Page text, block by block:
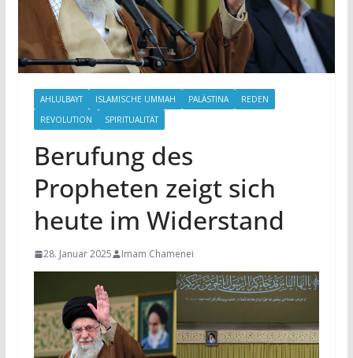
AHLULBAYT ISLAMISCHE UMMAH PALÄSTINA
REDEN
REVOLUTION
SPIRITUALITÄT
Berufung des
Propheten zeigt sich
heute im Widerstand
28. Januar 2025 Imam Chamenei